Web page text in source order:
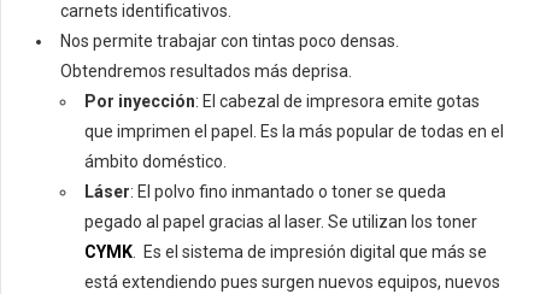
carnets identificativos.
Nos permite trabajar con tintas poco densas.
Obtendremos resultados más deprisa.
Por inyección: El cabezal de impresora emite gotas
que imprimen el papel. Es la más popular de todas en el
ámbito doméstico.
Láser: El polvo fino inmantado o toner se queda
pegado al papel gracias al laser. Se utilizan los toner
CYMK . Es el sistema de impresión digital que más se
está extendiendo pues surgen nuevos equipos, nuevos